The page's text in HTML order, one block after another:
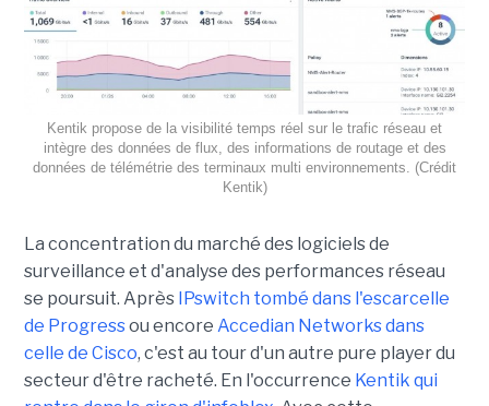
Kentik propose de la visibilité temps réel sur le trafic réseau et
intègre des données de flux, des informations de routage et des
données de télémétrie des terminaux multi environnements. (Crédit
Kentik)
La concentration du marché des logiciels de
surveillance et d'analyse des performances réseau
se poursuit. Après IPswitch tombé dans l'escarcelle
de Progressou encore Accedian Networks dans
celle de Cisco, c'est au tour d'un autre pure player du
secteur d'être racheté. En l'occurrence Kentik qui